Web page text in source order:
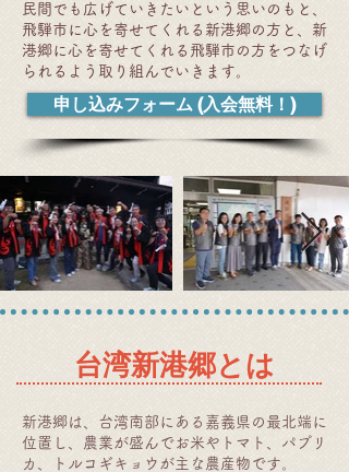
民間でも広げていきたいという思いのもと、
飛騨市に心を寄せてくれる新港郷の方と、新
港郷に心を寄せてくれる飛騨市の方をつなげ
られるよう取り組んでいきます。
申し込みフォーム (入会無料！)
台湾新港郷とは
新港郷は、台湾南部にある嘉義県の最北端に
位置し、農業が盛んでお米やトマト、パプリ
カ、トルコギキョウが主な農産物です。